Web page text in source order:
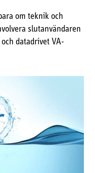
om teknik och
slutanvändaren
datadrivet VA-